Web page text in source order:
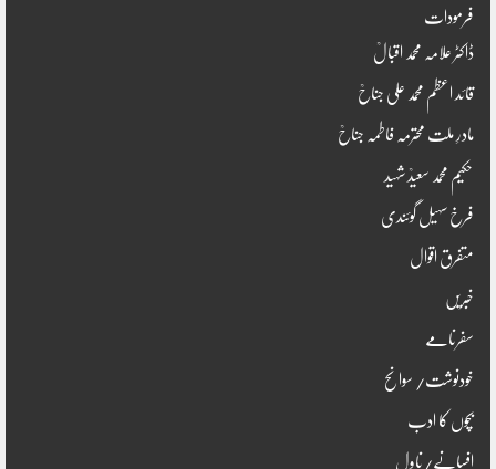
فرمودات
ڈاکٹر علامہ محمد اقبالؒ
قائد اعظم محمد علی جناحؒ
مادرِ ملت محترمہ فاطمہ جناحؒ
حکیم محمد سعیدؒ شہید
فرخ سہیل گوئندی
متفرق اقوال
خبریں
سفرنامے
خودنوشت/ سوانح
بچوں کا ادب
افسانے/ناول